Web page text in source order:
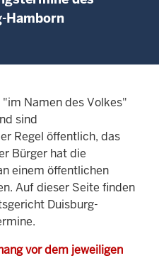
Hamborn
Namen des Volkes"
sind
Regel öffentlich, das
Bürger hat die
einem öffentlichen
Auf dieser Seite finden
Duisburg-
vor dem jeweiligen